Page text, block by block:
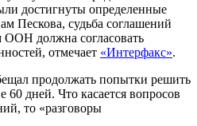
достигнуты определенные
Пескова, судьба соглашений
ООН должна согласовать
отмечает «Интерфакс».
продолжать попытки решить
60 дней. Что касается вопросов
то «разговоры